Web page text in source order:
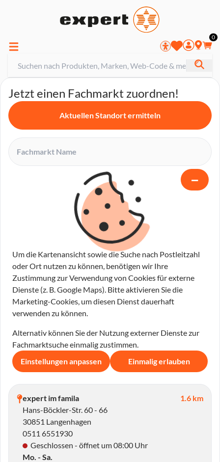
0
Jetzt einen Fachmarkt zuordnen!
Aktuellen Standort ermitteln
expert im famila
1.6 km
Hans-Böckler-Str. 60 - 66
30851 Langenhagen
0511 6551930
Geschlossen - öffnet um 08:00 Uhr
Mo. - Sa.
−
Um die Kartenansicht sowie die Suche nach Postleitzahl
oder Ort nutzen zu können, benötigen wir Ihre
Zustimmung zur Verwendung von Cookies für externe
Dienste (z. B. Google Maps). Bitte aktivieren Sie die
Marketing-Cookies, um diesen Dienst dauerhaft
verwenden zu können.
Alternativ können Sie der Nutzung externer Dienste zur
Fachmarktsuche einmalig zustimmen.
Einstellungen anpassen
Einmalig erlauben